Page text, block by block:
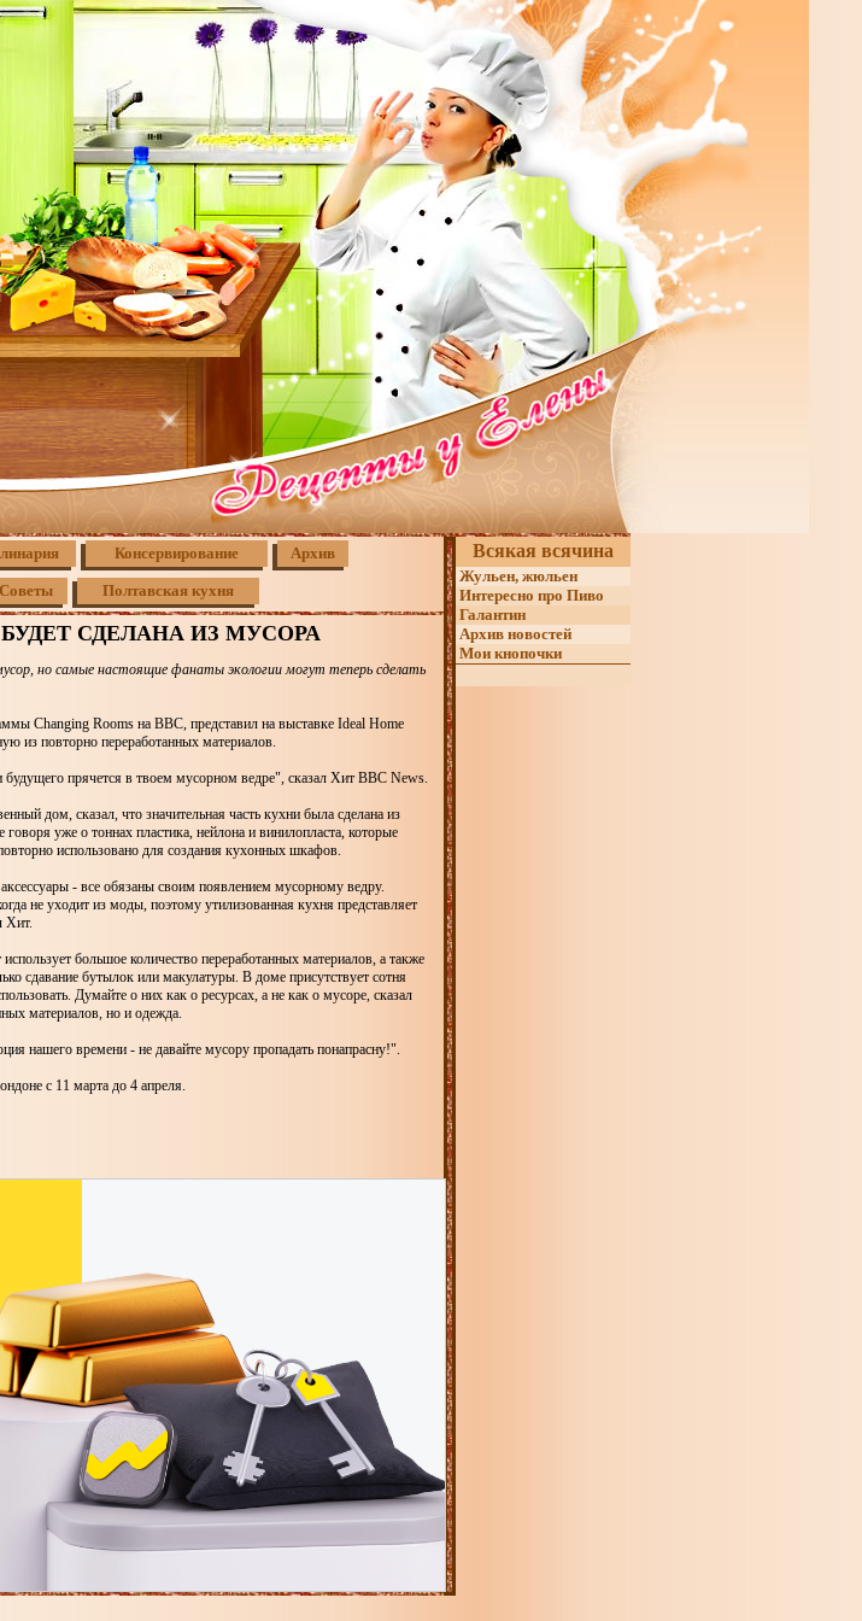
Консервирование Архив
Советы Полтавская кухня
СДЕЛАНА ИЗ МУСОРА
но самые настоящие фанаты экологии могут теперь сделать
Changing Rooms на BBC, представил на выставке Ideal Home
из повторно переработанных материалов.
прячется в твоем мусорном ведре", сказал Хит BBC News.
дом, сказал, что значительная часть кухни была сделана из
уже о тоннах пластика, нейлона и винилопласта, которые
использовано для создания кухонных шкафов.
- все обязаны своим появлением мусорному ведру.
не уходит из моды, поэтому утилизованная кухня представляет
Хит.
большое количество переработанных материалов, а также
сдавание бутылок или макулатуры. В доме присутствует сотня
Думайте о них как о ресурсах, а не как о мусоре, сказал
материалов, но и одежда.
нашего времени - не давайте мусору пропадать понапрасну!".
с 11 марта до 4 апреля.
Всякая всячина
Жульен, жюльен
Интересно про Пиво
Галантин
Архив новостей
Мои кнопочки